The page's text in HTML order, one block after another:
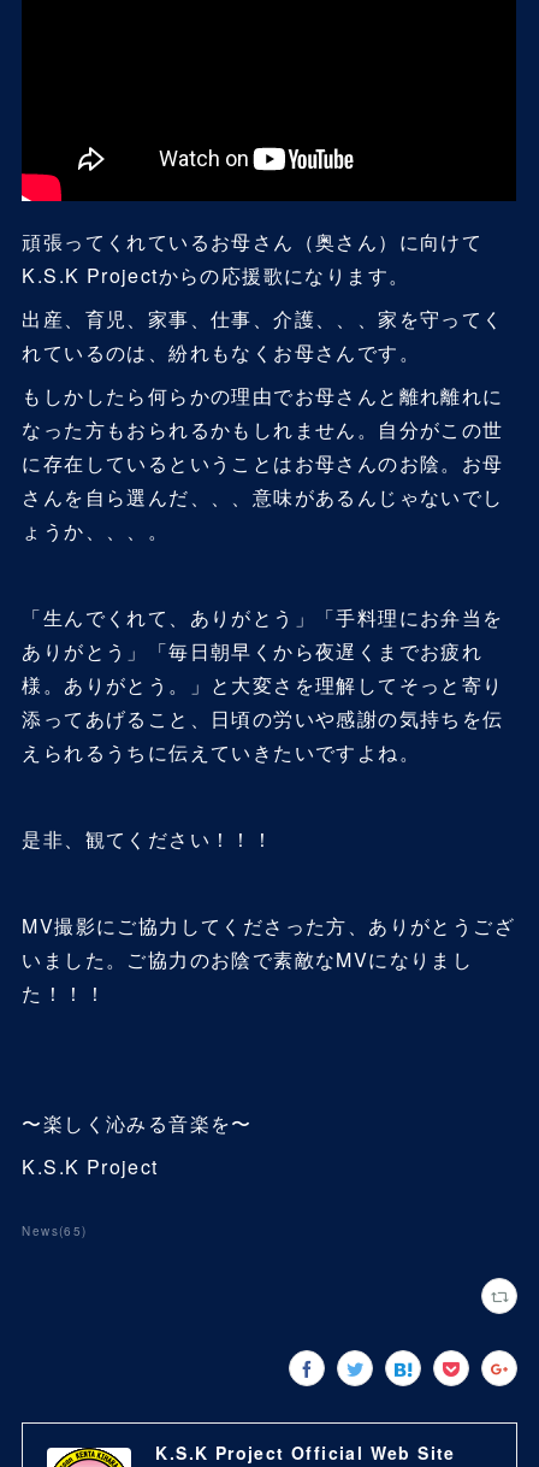
頑張ってくれているお母さん（奥さん）に向けて
K.S.K Projectからの応援歌になります。
出産、育児、家事、仕事、介護、、、家を守ってく
れているのは、紛れもなくお母さんです。
もしかしたら何らかの理由でお母さんと離れ離れに
なった方もおられるかもしれません。自分がこの世
に存在しているということはお母さんのお陰。お母
さんを自ら選んだ、、、意味があるんじゃないでし
ょうか、、、。
「生んでくれて、ありがとう」「手料理にお弁当を
ありがとう」「毎日朝早くから夜遅くまでお疲れ
様。ありがとう。」と大変さを理解してそっと寄り
添ってあげること、日頃の労いや感謝の気持ちを伝
えられるうちに伝えていきたいですよね。
是非、観てください！！！
MV撮影にご協力してくださった方、ありがとうござ
いました。ご協力のお陰で素敵なMVになりまし
た！！！
〜楽しく沁みる音楽を〜
K.S.K Project
News(65)
K.S.K Project Official Web Site